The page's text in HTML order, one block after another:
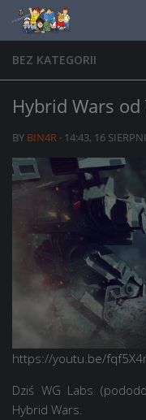
Skip to content
BEZ KATEGORII
Hybrid Wars
BY BIN4R · 14:43, 16
https://youtu.be/
Dziś WG Labs
Hybrid Wars.